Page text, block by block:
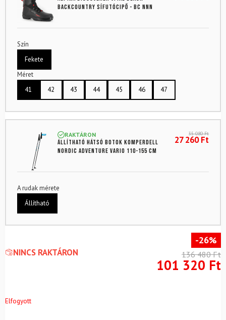
backcountry sífutócipő - BC NNN
Szín
Fekete
Méret
41
42 43 44 45 46 47
RAKTÁRON
Állítható hátsó botok KOMPERDELL
Nordic Adventure Vario 110-155 cm
35 080Ft
27 260Ft
A rudak mérete
Állítható
NINCS RAKTÁRON
-26%
136 480Ft
101 320 Ft
Elfogyott